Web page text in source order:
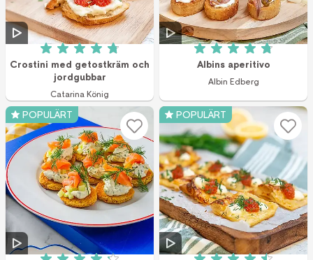
Betyg: 4.8 av 5 (5 röster)
Crostini med getostkräm och
jordgubbar
Catarina König
Betyg: 4.8 av 5
Albins aperitivo
Albin Edberg
POPULÄRT POPULÄRT